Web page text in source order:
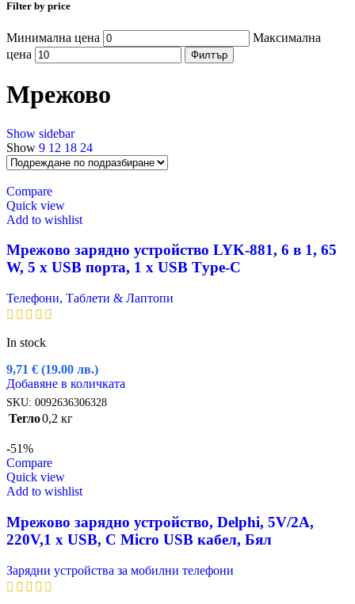
Filter by price
Минимална цена
Максимална
цена
Филтър
Мрежово
Show sidebar
Show 9 12 18 24
Compare
Quick view
Add to wishlist
Мрежово зарядно устройство LYK-881, 6 в 1, 65
W, 5 х USB порта, 1 х USB Тype-C
Телефони, Таблети & Лаптопи
In stock
9,71 € (19.00 лв.)
Добавяне в количката
SKU: 0092636306328
Тегло0,2 кг
-51%
Compare
Quick view
Add to wishlist
Мрежово зарядно устройство, Delphi, 5V/2A,
220V,1 x USB, С Micro USB кабел, Бял
Зарядни устройства за мобилни телефони